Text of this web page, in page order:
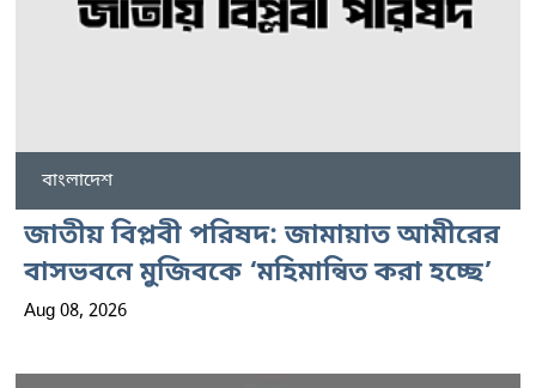
বাংলাদেশ
জাতীয় বিপ্লবী পরিষদ: জামায়াত আমীরের
বাসভবনে মুজিবকে ‘মহিমান্বিত করা হচ্ছে’
Aug 08, 2026